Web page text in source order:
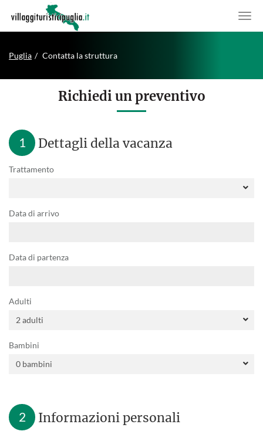
Puglia Contatta la struttura
Richiedi un preventivo
1 Dettagli della vacanza
Trattamento
Data di arrivo
Data di partenza
Adulti
Bambini
2 Informazioni personali